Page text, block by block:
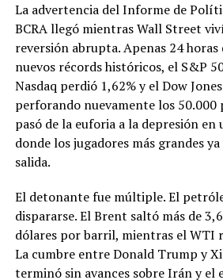
La advertencia del Informe de
BCRA llegó mientras Wall Street
reversión abrupta. Apenas 24 horas
nuevos récords históricos, el S&P
Nasdaq perdió 1,62% y el Dow
perforando nuevamente los 50.000
pasó de la euforia a la depresión en
donde los jugadores más grandes
salida.
El detonante fue múltiple. El
dispararse. El Brent saltó más de
dólares por barril, mientras el WTI
La cumbre entre Donald Trump y
terminó sin avances sobre Irán y el